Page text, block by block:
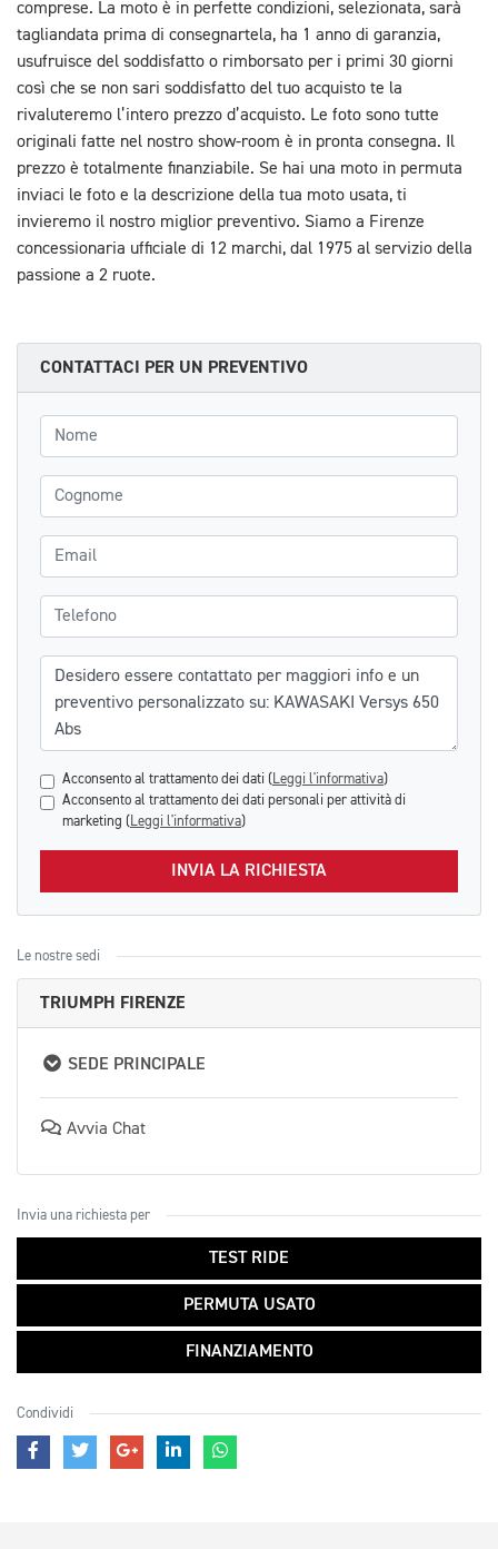
comprese. La moto è in perfette condizioni, selezionata, sarà
tagliandata prima di consegnartela, ha 1 anno di garanzia,
usufruisce del soddisfatto o rimborsato per i primi 30 giorni
così che se non sari soddisfatto del tuo acquisto te la
rivaluteremo l’intero prezzo d’acquisto. Le foto sono tutte
originali fatte nel nostro show-room è in pronta consegna. Il
prezzo è totalmente finanziabile. Se hai una moto in permuta
inviaci le foto e la descrizione della tua moto usata, ti
invieremo il nostro miglior preventivo. Siamo a Firenze
concessionaria ufficiale di 12 marchi, dal 1975 al servizio della
passione a 2 ruote.
CONTATTACI PER UN PREVENTIVO
Nome
Cognome
Email
Telefono
Messaggio
Acconsento al trattamento dei dati ( Leggi l'informativa)
Acconsento al trattamento dei dati personali per attività di
marketing ( Leggi l'informativa)
INVIA LA RICHIESTA
Le nostre sedi
TRIUMPH FIRENZE
SEDE PRINCIPALE
Avvia Chat
Invia una richiesta per
TEST RIDE
PERMUTA USATO
FINANZIAMENTO
Condividi